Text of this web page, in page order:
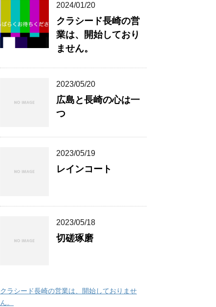
2024/01/20
クラシード長崎の営
業は、開始しており
ません。
2023/05/20
広島と長崎の心は一
つ
2023/05/19
レインコート
2023/05/18
切磋琢磨
クラシード長崎の営業は、開始しておりませ
ん。